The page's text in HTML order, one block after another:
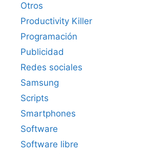
Otros
Productivity Killer
Programación
Publicidad
Redes sociales
Samsung
Scripts
Smartphones
Software
Software libre